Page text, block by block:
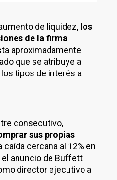
de liquidez, los
de la firma
aproximadamente
que se atribuye a
tipos de interés a
consecutivo,
sus propias
caída cercana al 12% en
el anuncio de Buffett
director ejecutivo a